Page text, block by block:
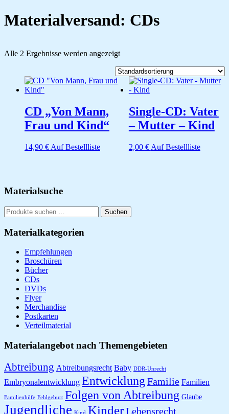
Materialversand: CDs
Alle 2 Ergebnisse werden angezeigt
CD „Von Mann,
Frau und Kind“
14,90 € Auf Bestellliste
Single-CD: Vater
– Mutter – Kind
2,00 € Auf Bestellliste
Seitenspalte
Materialsuche
Suchen
nach:
Suchen
Materialkategorien
Empfehlungen
Broschüren
Bücher
CDs
DVDs
Flyer
Merchandise
Postkarten
Verteilmaterial
Materialangebot nach Themengebieten
Abtreibung Abtreibungsrecht Baby DDR-Unrecht
Embryonalentwicklung Entwicklung Familie Familien
Familienhilfe Fehlgeburt Folgen von Abtreibung Glaube
Jugendliche Kind KinderLebensrecht